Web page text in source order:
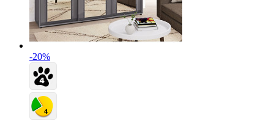
-20%